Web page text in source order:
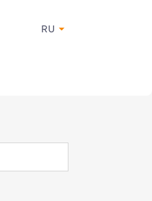
RU